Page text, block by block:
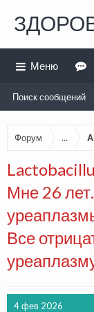
Форум ...
Мне 26
Все
4 фев 2026
Меню
Поиск сообщений